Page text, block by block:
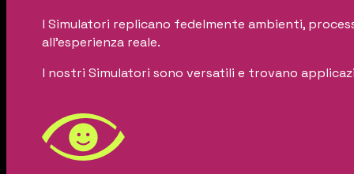
I Simulatori replicano fedelmente ambienti,
all’esperienza reale.
I nostri Simulatori sono versatili e trovano